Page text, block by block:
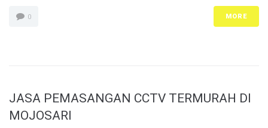
0 MORE
JASA PEMASANGAN CCTV TERMURAH DI
MOJOSARI